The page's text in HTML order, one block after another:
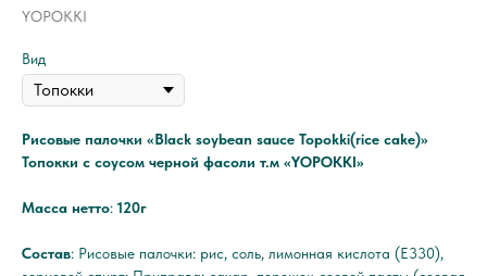
YOPOKKI
Вид
Рисовые палочки «Black soybean sauce Topokki(rice cake)»
Топокки с соусом черной фасоли т.м «YOPOKKI»
Масса нетто: 120г
Состав: Рисовые палочки: рис, соль, лимонная кислота (Е330),